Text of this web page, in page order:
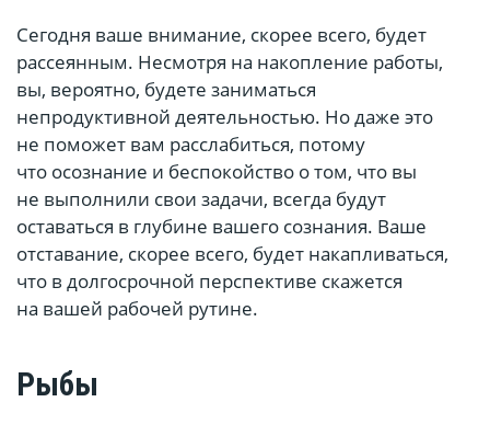
Сегодня ваше внимание, скорее всего, будет
рассеянным. Несмотря на накопление работы,
вы, вероятно, будете заниматься
непродуктивной деятельностью. Но даже это
не поможет вам расслабиться, потому
что осознание и беспокойство о том, что вы
не выполнили свои задачи, всегда будут
оставаться в глубине вашего сознания. Ваше
отставание, скорее всего, будет накапливаться,
что в долгосрочной перспективе скажется
на вашей рабочей рутине.
Рыбы